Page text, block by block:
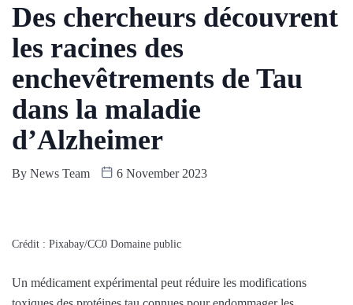
Des chercheurs découvrent
les racines des
enchevêtrements de Tau
dans la maladie
d’Alzheimer
By News Team 6 November 2023
Crédit : Pixabay/CC0 Domaine public
Un médicament expérimental peut réduire les modifications